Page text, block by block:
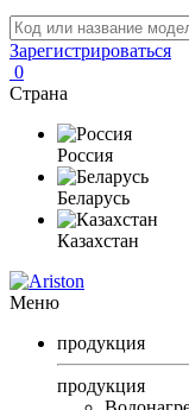
Зарегистрироваться
0
Страна
Россия
Беларусь
Казахстан
Меню
продукция
продукция